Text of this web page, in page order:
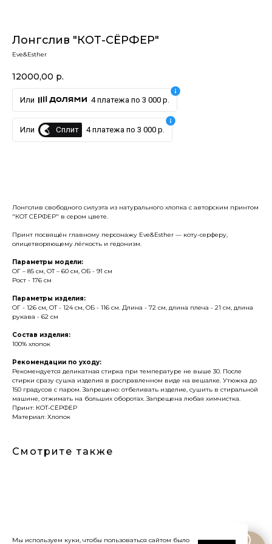
Лонгслив "КОТ-СЁРФЕР"
Eve&Esther
12000,00 р.
Или 4 платежа по 3 000 р.
Или Сплит 4 платежа по 3 000 р.
Лонгслив свободного силуэта из натурального хлопка с авторским принтом
"КОТ СЁРФЕР" в сером цвете.
Принт посвящён главному персонажу Eve&Esther — коту-серферу,
олицетворяющему лёгкость и гедонизм.
Параметры модели:
ОГ – 85 см, ОТ – 60 см, ОБ - 91 см
Рост - 176 см
Параметры изделия:
ОГ - 126 см, ОТ - 124 см, ОБ - 116 см. Длина - 72 см, длина плеча - 21 см, длина
рукава - 62 см
Состав изделия:
100% хлопок
Рекомендации по уходу:
Рекомендуется деликатная стирка при температуре не выше 30. После
стирки сразу сушка изделия в расправленном виде на вешалке. Утюжка до
150 градусов с паром. Запрещено: отбеливать изделие, сушить в стиральной
машине, отжимать на больших оборотах. Запрещена любая химчистка.
Принт: КОТ-СЁРФЕР
Материал: Хлопок
Смотрите также
Мы используем куки, чтобы пользоваться сайтом было